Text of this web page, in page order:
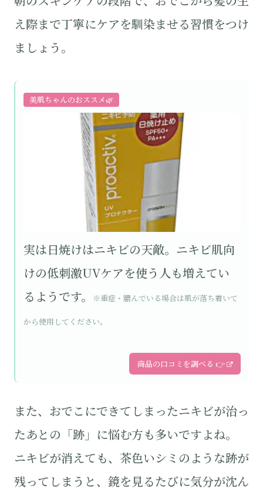
え際まで丁寧にケアを馴染ませる習慣をつけ
ましょう。
美肌ちゃんのおススメ🌿
実は日焼けはニキビの天敵。ニキビ肌向
けの低刺激UVケアを使う人も増えてい
るようです。
※重症・膿んでいる場合は肌が落ち着いて
から使用してください。
商品の口コミを調べる 👉
また、おでこにできてしまったニキビが治っ
たあとの「跡」に悩む方も多いですよね。
ニキビが消えても、茶色いシミのような跡が
残ってしまうと、鏡を見るたびに気分が沈ん